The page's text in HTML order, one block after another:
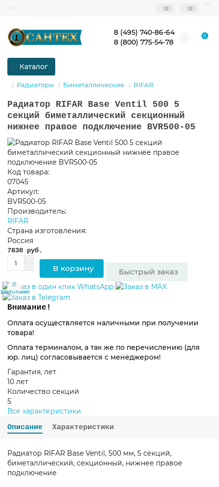
0 0
8 (495) 740-86-64
8 (800) 775-54-78
0
Каталог
Радиаторы Биметаллические RIFAR
Радиатор RIFAR Base Ventil 500 5
секций биметаллический секционный
нижнее правое подключение BVR500-05
Код товара:
07045
Артикул:
BVR500-05
Производитель:
RIFAR
Страна изготовления:
Россия
7830 руб.
В корзину Быстрый заказ
В
закладки
В
Внимание!
Оплата осуществляется наличными при получении
товара!
Оплата терминалом, а так же по перечислению (для
юр. лиц) согласовывается с менеджером!
Гарантия, лет
10 лет
Количество секций
5
Все характеристики
Описание
Характеристики
Радиатор RIFAR Base Ventil, 500 мм, 5 секций,
биметаллический, секционный, нижнее правое
подключение